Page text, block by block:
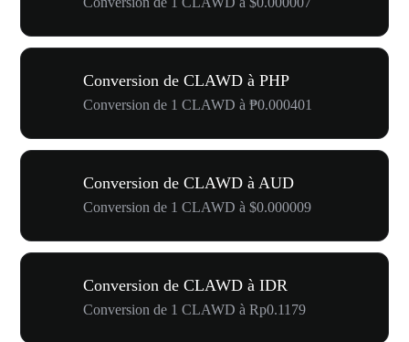
Conversion de CLAWD à PHP
Conversion de 1 CLAWD à ₱0.000401
Conversion de CLAWD à AUD
Conversion de 1 CLAWD à $0.000009
Conversion de CLAWD à IDR
Conversion de 1 CLAWD à Rp0.1179